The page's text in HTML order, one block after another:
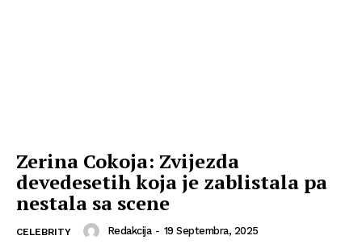
Zerina Cokoja: Zvijezda
devedesetih koja je zablistala pa
nestala sa scene
CELEBRITY Redakcija - 19 Septembra, 2025